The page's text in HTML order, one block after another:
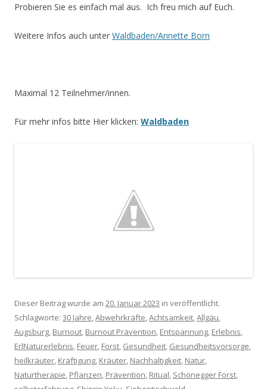
Probieren Sie es einfach mal aus. Ich freu mich auf Euch.
Weitere Infos auch unter Waldbaden/Annette Born
Maximal 12 Teilnehmer/innen.
Für mehr infos bitte Hier klicken: Waldbaden
Dieser Beitrag wurde am 20. Januar 2023 in veröffentlicht.
Schlagworte: 30 Jahre,Abwehrkräfte,Achtsamkeit,Allgäu,
Augsburg, Burnout, Burnout Prävention, Entspannung, Erlebnis,
ErlNaturerlebnis, Feuer, Forst, Gesundheit, Gesundheitsvorsorge,
heilkräuter, Kräftigung, Kräuter, Nachhaltigkeit, Natur,
Naturtherapie, Pflanzen, Prävention, Ritual, Schönegger Forst,